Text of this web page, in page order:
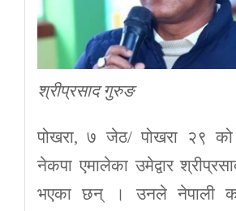
श्रीप्रसाद गुरुङ
पोखरा, ७ जेठ/ पोखरा २९ को
नेकपा एमालेका उमेद्वार
भएका छन् । उनले नेपाली